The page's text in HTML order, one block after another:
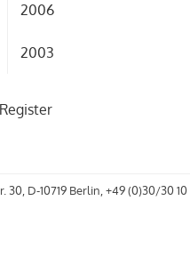
2006
2003
Register
30, D-10719 Berlin, +49 (0)30/30